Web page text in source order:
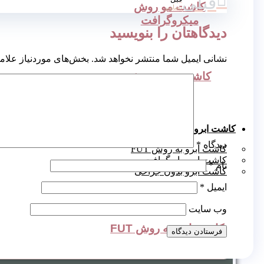
کاشت مو روش
میکروگرافت
کاشت مو به روش
کاشت ابرو
کاشت ابرو به روش FUT
کاشت ابرو بایوگرافت
کاشت ابرو بدون جراحی
کاشت ابرو به روش FUT
تصاویر
دیدگاهتان را بنویسید
نشانی ایمیل شما منتشر نخواهد شد. بخش‌های موردنیاز
دیدگاه *
نام*
ایمیل *
وب‌ سایت